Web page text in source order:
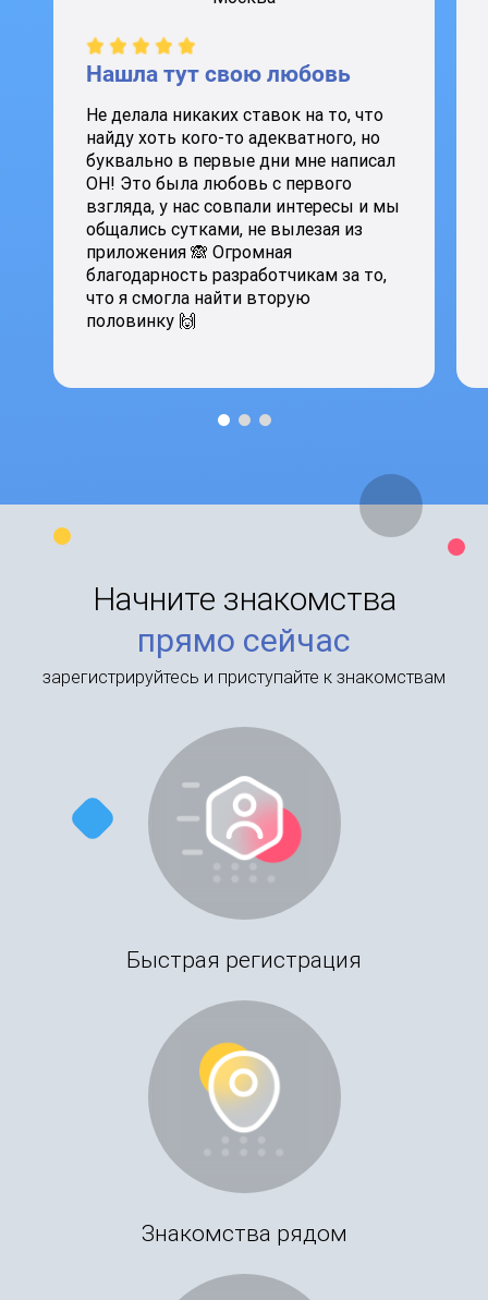
Нашла тут свою любовь
Не делала никаких ставок на то, что
найду хоть кого-то адекватного, но
буквально в первые дни мне написал
ОН! Это была любовь с первого
взгляда, у нас совпали интересы и мы
общались сутками, не вылезая из
приложения 🙈 Огромная
благодарность разработчикам за то,
что я смогла найти вторую
половинку 🙌
Начните знакомства
прямо сейчас
зарегистрируйтесь и приступайте к знакомствам
Быстрая регистрация
Знакомства рядом